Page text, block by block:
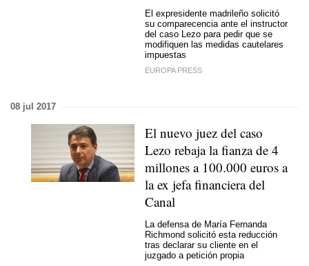
El expresidente madrileño solicitó
su comparecencia ante el instructor
del caso Lezo para pedir que se
modifiquen las medidas cautelares
impuestas
EUROPA PRESS
08 jul 2017
El nuevo juez del caso
Lezo rebaja la fianza de 4
millones a 100.000 euros a
la ex jefa financiera del
Canal
La defensa de María Fernanda
Richmond solicitó esta reducción
tras declarar su cliente en el
juzgado a petición propia